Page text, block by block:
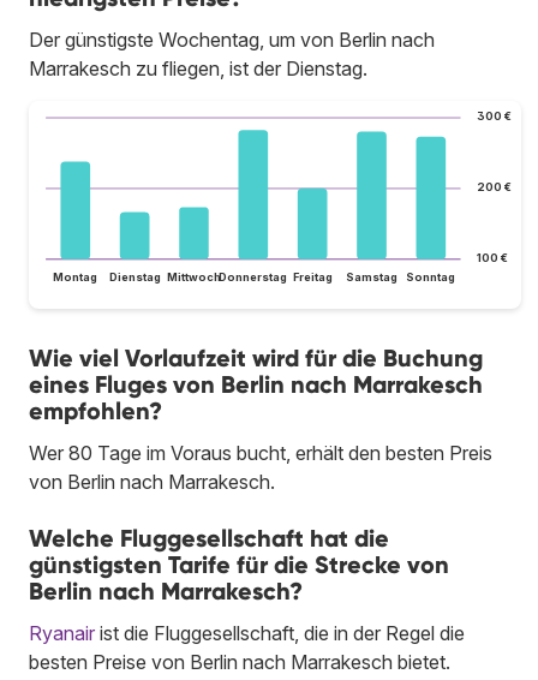
Der günstigste Wochentag, um von Berlin nach
Marrakesch zu fliegen, ist der Dienstag.
100 €
200 €
300 €
Montag Dienstag MittwochDonnerstag Freitag Samstag Sonntag
Wie viel Vorlaufzeit wird für die Buchung
eines Fluges von Berlin nach Marrakesch
empfohlen?
Wer 80 Tage im Voraus bucht, erhält den besten Preis
von Berlin nach Marrakesch.
Welche Fluggesellschaft hat die
günstigsten Tarife für die Strecke von
Berlin nach Marrakesch?
Ryanair ist die Fluggesellschaft, die in der Regel die
besten Preise von Berlin nach Marrakesch bietet.